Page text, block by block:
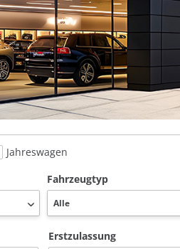
Jahreswagen
Fahrzeugtyp
Erstzulassung